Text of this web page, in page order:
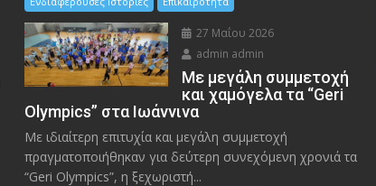
27 Μαΐου 2026
admin admin
Με μεγάλη συμμετοχή
και χαμόγελα τα “Geri
Olympics” στα Ιωάννινα
Με ιδιαίτερη επιτυχία και μεγάλη συμμετοχή
πραγματοποιήθηκαν για δεύτερη συνεχόμενη χρονιά τα
“Geri Olympics”, η ξεχωριστή...